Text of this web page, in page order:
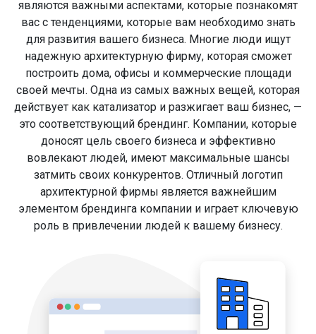
являются важными аспектами, которые познакомят
вас с тенденциями, которые вам необходимо знать
для развития вашего бизнеса. Многие люди ищут
надежную архитектурную фирму, которая сможет
построить дома, офисы и коммерческие площади
своей мечты. Одна из самых важных вещей, которая
действует как катализатор и разжигает ваш бизнес, —
это соответствующий брендинг. Компании, которые
доносят цель своего бизнеса и эффективно
вовлекают людей, имеют максимальные шансы
затмить своих конкурентов. Отличный логотип
архитектурной фирмы является важнейшим
элементом брендинга компании и играет ключевую
роль в привлечении людей к вашему бизнесу.